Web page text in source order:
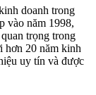
doanh trong
vào năm 1998,
trọng trong
hơn 20 năm kinh
uy tín và được